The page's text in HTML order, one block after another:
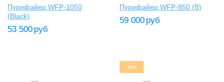
Пурифайер WFP-1050
(Black)
53 500 руб
Пурифайер WFP-850 (B)
59 000 руб
Хит